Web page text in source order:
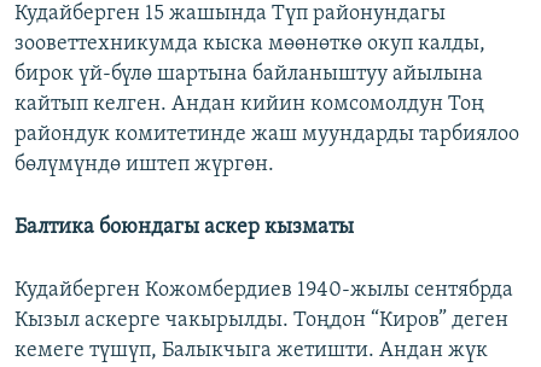
Кудайберген 15 жашында Түп районундагы
зооветтехникумда кыска мөөнөткө окуп калды,
бирок үй-бүлө шартына байланыштуу айылына
кайтып келген. Андан кийин комсомолдун Тоң
райондук комитетинде жаш муундарды тарбиялоо
бөлүмүндө иштеп жүргөн.
Балтика боюндагы аскер кызматы
Кудайберген Кожомбердиев 1940-жылы сентябрда
Кызыл аскерге чакырылды. Тоңдон “Киров” деген
кемеге түшүп, Балыкчыга жетишти. Андан жүк